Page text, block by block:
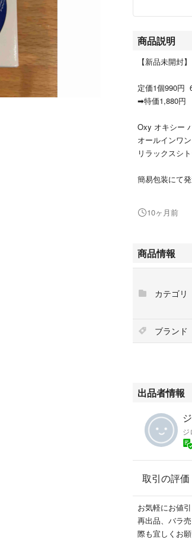
商品説明
【新品未開封】
定価1個990円
➡︎特価1,880円
Oxy オキシー
オールインワ
リラックスシ
簡易包装にて
購入時期2025.9
男性の肌が求
たつかず、な
○肌にうるおい
乳酸発酵ヒア
○うるおって
る。
洗顔・ヒゲそ
1品4役のオー
化粧水 乳液 美
使いやすいワ
オールインワ
10ヶ月前
商品情報
カテゴリ
ブランド
出品者情報
ジ
取引の評価
お気軽にお値
再出品、バラ
際も宜しくお願